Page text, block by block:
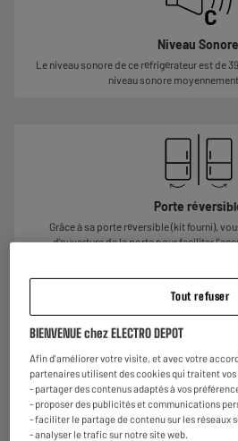
Niveau Sonore
Le niveau sonore de ce réfrigérateur est de
niveau sonore
Porte
Grâce à sa porte réversible (kit fourni),
d'ouverture de la porte pour faciliter
Jusqu'enaoût 2028
Reprise de votre ancien
C'estgratuit !En savoir +
Tout refuser
BIENVENUE chez ELECTRO DEPOT
Afin d'améliorer votre visite, et avec votre
partenaires utilisent des cookies qui traitent vos
- partager des contenus adaptés à vos
- proposer des publicités et communications
- faciliter le partage de contenu sur les réseaux
- analyser le trafic sur notre site web.